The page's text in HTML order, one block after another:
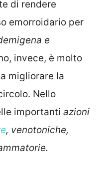
di rendere
emorroidario per
e
invece, è molto
migliorare la
Nello
importanti azioni
, venotoniche,